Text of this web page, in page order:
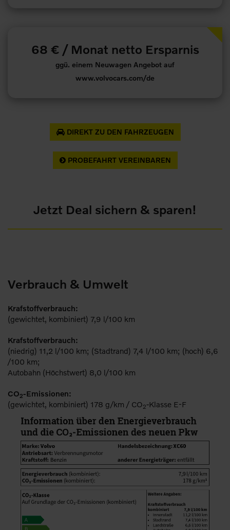
68 € / Monat netto Ersparnis
ggü. einem Neuwagen Angebot auf
www.volvocars.com/de
DIREKT ZU DEN FAHRZEUGEN
PROBEFAHRT VEREINBAREN
Jetzt Deal sichern & sparen!
Verbrauch & Umwelt
Krafstoffverbrauch:
(gewichtet, kombiniert) 7,9 l/100 km
Krafstoffverbrauch:
(niedrig) 11,2 l/100 km; (Stadtrand) 7,4 l/100 km; (hoch) 6,6
/100 km;
Autobahn (Höchstwert) 8,0 l/100 km
CO2-Emissionen:
(gewichtet, kombiniert) 178 g/km / CO2-Klasse E-F